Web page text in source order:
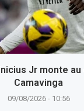
Jr monte
Camavinga
09/08/2026 - 10:56